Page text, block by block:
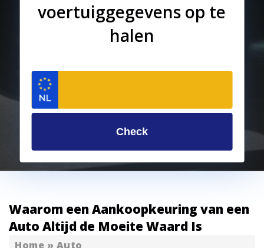
voertuiggegevens op te
halen
Check
Waarom een Aankoopkeuring van een
Auto Altijd de Moeite Waard Is
Home » Auto